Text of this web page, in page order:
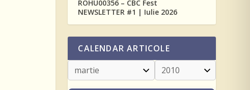
ROHU00356 – CBC Fest
NEWSLETTER #1 | Iulie 2026
CALENDAR ARTICOLE